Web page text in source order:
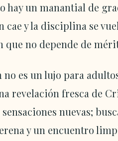
hay un manantial de
cae y la disciplina se
que no depende de
es un lujo para
revelación fresca de
nuevas;
y un encuentro